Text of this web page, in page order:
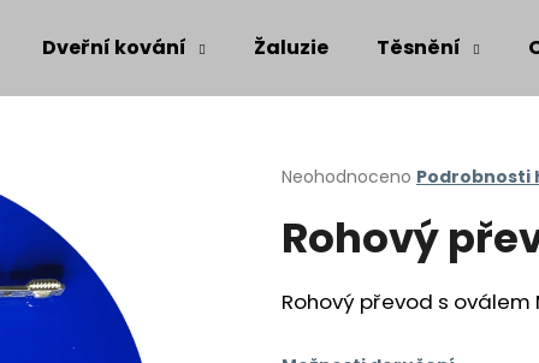
Dveřní kování Žaluzie Těsnění
Průměrné
produktu
je
z
5
Neohodnoceno Podrobnosti
Rohový
Rohový převod s
HLEDAT
Doporučujeme